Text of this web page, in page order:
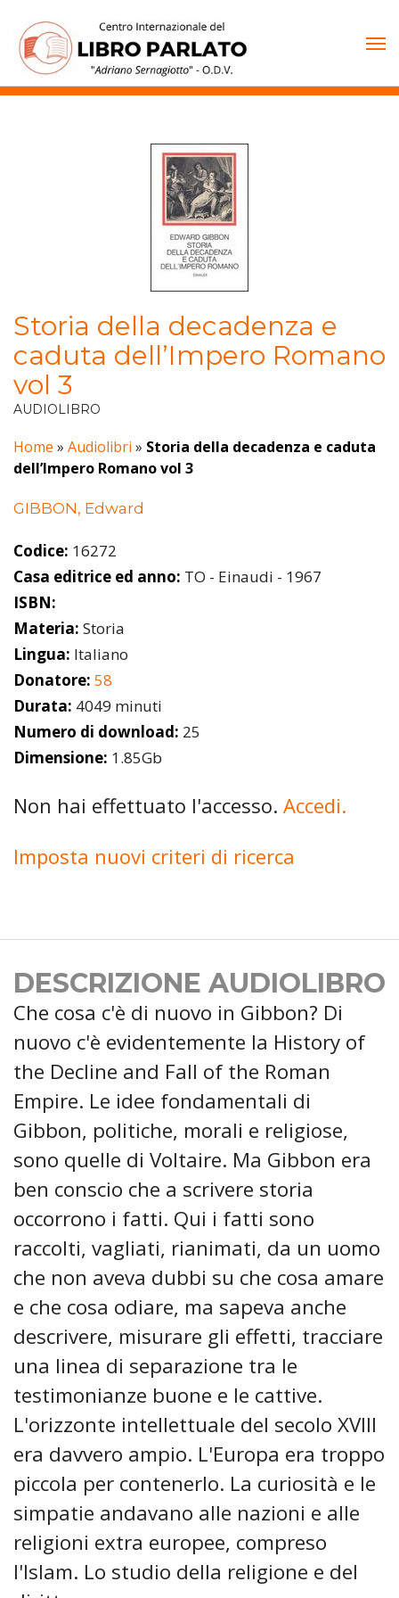
contenuto
Storia della decadenza e
caduta dell’Impero Romano
vol 3
AUDIOLIBRO
Home » Audiolibri » Storia della decadenza e caduta
dell’Impero Romano vol 3
GIBBON, Edward
Codice: 16272
Casa editrice ed anno: TO - Einaudi - 1967
ISBN:
Materia: Storia
Lingua: Italiano
Donatore: 58
Durata: 4049 minuti
Numero di download: 25
Dimensione: 1.85Gb
Non hai effettuato l'accesso. Accedi.
Imposta nuovi criteri di ricerca
DESCRIZIONE AUDIOLIBRO
Che cosa c'è di nuovo in Gibbon? Di
nuovo c'è evidentemente la History of
the Decline and Fall of the Roman
Empire. Le idee fondamentali di
Gibbon, politiche, morali e religiose,
sono quelle di Voltaire. Ma Gibbon era
ben conscio che a scrivere storia
occorrono i fatti. Qui i fatti sono
raccolti, vagliati, rianimati, da un uomo
che non aveva dubbi su che cosa amare
e che cosa odiare, ma sapeva anche
descrivere, misurare gli effetti, tracciare
una linea di separazione tra le
testimonianze buone e le cattive.
L'orizzonte intellettuale del secolo XVIII
era davvero ampio. L'Europa era troppo
piccola per contenerlo. La curiosità e le
simpatie andavano alle nazioni e alle
religioni extra europee, compreso
l'Islam. Lo studio della religione e del